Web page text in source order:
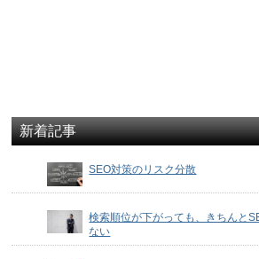
新着記事
SEO対策のリスク分散
検索順位が下がっても、きちんと
ない